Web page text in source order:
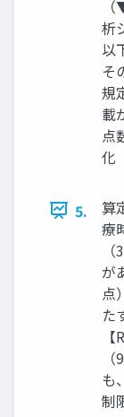
析
以
そ
規
載
点
化
5.
算
療
が
点
た
も
制